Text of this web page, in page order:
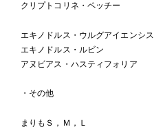
クリプトコリネ・ペッチー
エキノドルス・ウルグアイエンシス
エキノドルス・ルビン
アヌビアス・ハスティフォリア
・その他
まりもＳ，Ｍ，Ｌ